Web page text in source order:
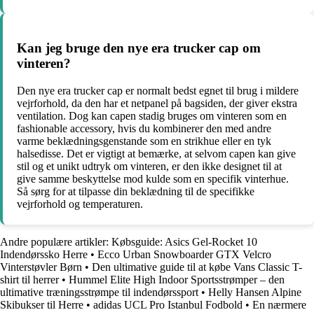
Kan jeg bruge den nye era trucker cap om
vinteren?
Den nye era trucker cap er normalt bedst egnet til brug i mildere
vejrforhold, da den har et netpanel på bagsiden, der giver ekstra
ventilation. Dog kan capen stadig bruges om vinteren som en
fashionable accessory, hvis du kombinerer den med andre
varme beklædningsgenstande som en strikhue eller en tyk
halsedisse. Det er vigtigt at bemærke, at selvom capen kan give
stil og et unikt udtryk om vinteren, er den ikke designet til at
give samme beskyttelse mod kulde som en specifik vinterhue.
Så sørg for at tilpasse din beklædning til de specifikke
vejrforhold og temperaturen.
Andre populære artikler: Købsguide: Asics Gel-Rocket 10
Indendørssko Herre • Ecco Urban Snowboarder GTX Velcro
Vinterstøvler Børn • Den ultimative guide til at købe Vans Classic T-
shirt til herrer• Hummel Elite High Indoor Sportsstrømper – den
ultimative træningsstrømpe til indendørssport • Helly Hansen Alpine
Skibukser til Herre • adidas UCL Pro Istanbul Fodbold • En nærmere